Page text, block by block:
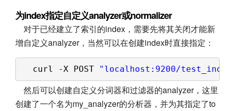
为index指定自定义analyzer或normalizer
对于已经建立了索引的index，需要先将其关闭才能新
增自定义analyzer，当然可以在创建index时直接指定：
curl -X POST "localhost:9200/
然后可以创建自定义分词器和过滤器的analyzer，这里
创建了一个名为my_analyzer的分析器，并为其指定了to